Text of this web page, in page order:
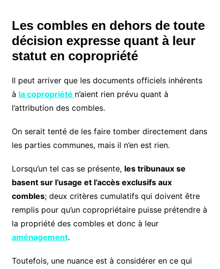
Les combles en dehors de toute
décision expresse quant à leur
statut en copropriété
Il peut arriver que les documents officiels inhérents
à la copropriété n’aient rien prévu quant à
l’attribution des combles.
On serait tenté de les faire tomber directement dans
les parties communes, mais il n’en est rien.
Lorsqu’un tel cas se présente, les tribunaux se
basent sur l’usage et l’accès exclusifs aux
combles; deux critères cumulatifs qui doivent être
remplis pour qu’un copropriétaire puisse prétendre à
la propriété des combles et donc à leur
aménagement.
Toutefois, une nuance est à considérer en ce qui